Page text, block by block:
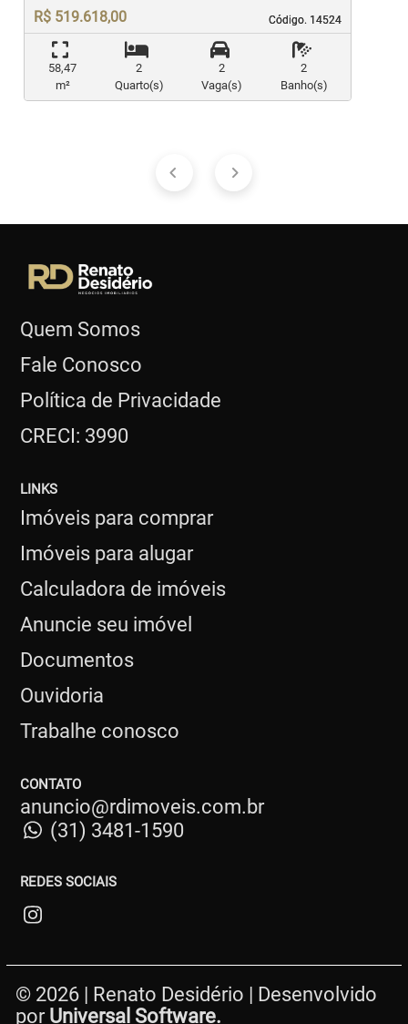
Código. 14524
Código. 14524
R$ 519.618,00
58,47
m²
2
Quarto(s)
2
Vaga(s)
2
Banho(s)
Quem Somos
Fale Conosco
Política de Privacidade
CRECI: 3990
LINKS
Imóveis para comprar
Imóveis para alugar
Calculadora de imóveis
Anuncie seu imóvel
Documentos
Ouvidoria
Trabalhe conosco
CONTATO
anuncio@rdimoveis.com.br
(31) 3481-1590
REDES SOCIAIS
© 2026 | Renato Desidério | Desenvolvido
por Universal Software.